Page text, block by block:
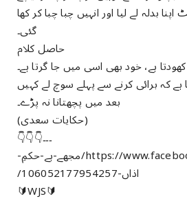
بدلہ لے لیا اور انہیں چبا چبا کر کھا
گئی۔
حاصل کلام
ہے، خود بھی اسی میں جا گرتا ہے۔
کہ برائی کرنے سے پہلے سوچ لے کہیں
بعد میں پچھتانا نہ پڑے۔
(حکایات سعدی)
۔۔۔👇👇👇
https://www.facebook.com/مجھے-ہے-حکمِ-
اذاں-106052177954257/
🔰WJS🔰